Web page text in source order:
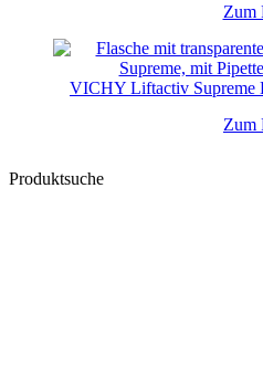
Zum
VICHY Liftactiv Supreme
Zum
Produktsuche